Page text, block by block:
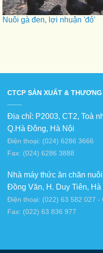
Nuôi gà đen, lợi nhuận 'đỏ'
CTCP SẢN XUẤT &
Địa chỉ: P2003, CT2, Toà
Q.Hà Đông, Hà Nội
Điện thoại: (024) 6286 3666
Fax: (024) 6286 3888
Nhà máy thức ăn chăn
Đồng Văn, H. Duy Tiên, Hà
Điện thoại: (022) 63 582 027 -
Fax: (022) 63 836 977